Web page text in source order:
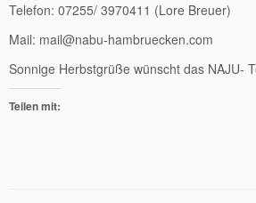
Telefon: 07255/ 3970411 (Lore Breuer)
Mail: mail@nabu-hambruecken.com
Sonnige Herbstgrüße wünscht das NAJU-
Teilen mit: